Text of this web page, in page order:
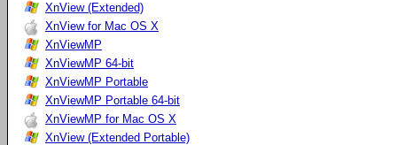
XnView (Extended)
XnView for Mac OS X
XnViewMP
XnViewMP 64-bit
XnViewMP Portable
XnViewMP Portable 64-bit
XnViewMP for Mac OS X
XnView (Extended Portable)